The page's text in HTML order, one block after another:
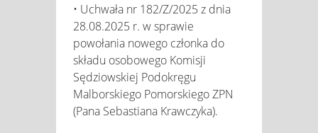
• Uchwała nr 182/Z/2025 z dnia
28.08.2025 r. w sprawie
powołania nowego członka do
składu osobowego Komisji
Sędziowskiej Podokręgu
Malborskiego Pomorskiego ZPN
(Pana Sebastiana Krawczyka).